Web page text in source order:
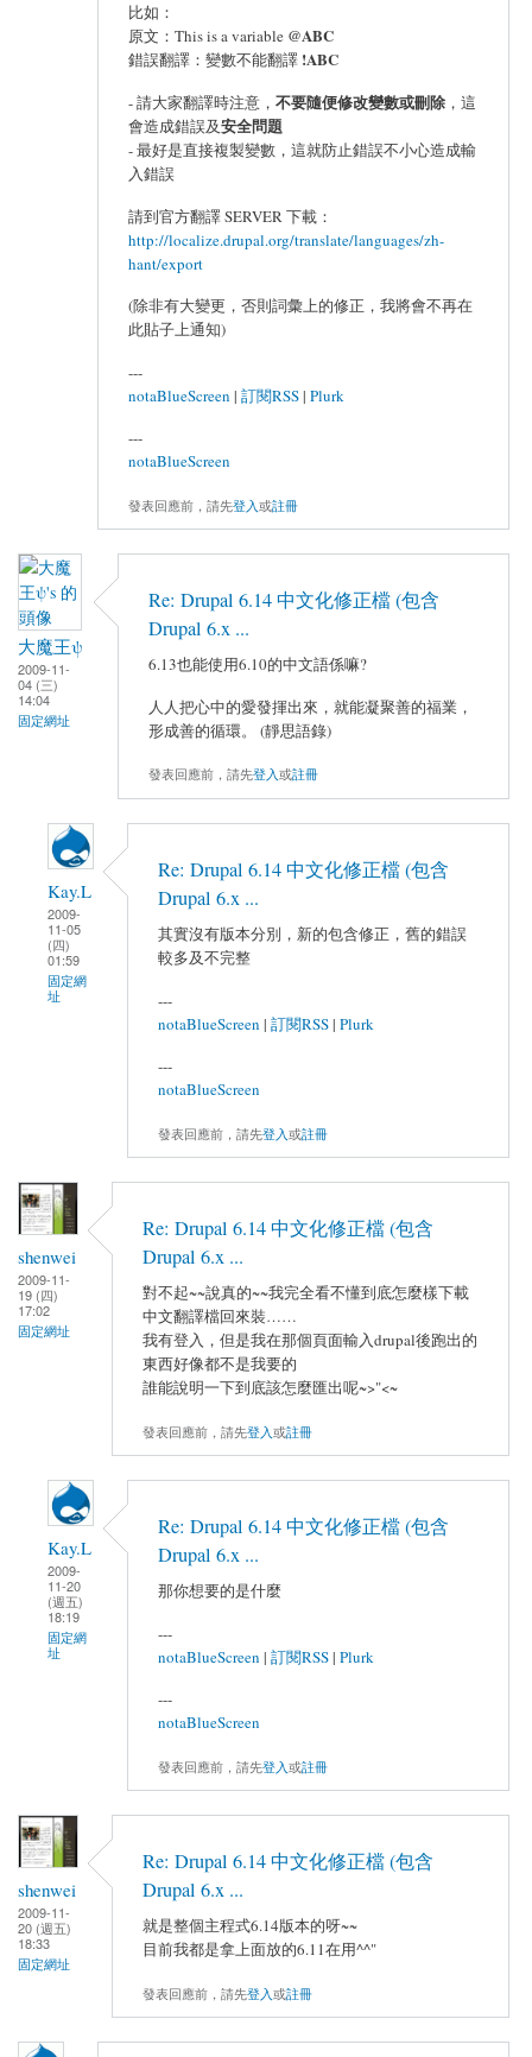
比如：
原文：This is a variable @ABC
錯誤翻譯：變數不能翻譯 !ABC
- 請大家翻譯時注意， 不要隨便修改變數或刪除 ，這
會造成錯誤及安全問題
- 最好是直接複製變數，這就防止錯誤不小心造成輸
入錯誤
請到官方翻譯 SERVER 下載：
http://localize.drupal.org/translate/languages/zh-
hant/export
(除非有大變更，否則詞彙上的修正，我將會不再在
此貼子上通知)
---
notaBlueScreen | 訂閱RSS| Plurk
---
notaBlueScreen
發表回應前，請先登入或註冊
大魔王ψ
2009-11-
04 (三)
14:04
固定網址
Re: Drupal 6.14 中文化修正檔 (包含
Drupal 6.x ...
6.13也能使用6.10的中文語係嘛?
人人把心中的愛發揮出來，就能凝聚善的福業，
形成善的循環。 (靜思語錄)
發表回應前，請先登入或註冊
Kay.L
2009-
11-05
(四)
01:59
固定網
址
Re: Drupal 6.14 中文化修正檔 (包含
Drupal 6.x ...
其實沒有版本分別，新的包含修正，舊的錯誤
較多及不完整
---
notaBlueScreen | 訂閱RSS| Plurk
---
notaBlueScreen
發表回應前，請先登入或註冊
shenwei
2009-11-
19 (四)
17:02
固定網址
Re: Drupal 6.14 中文化修正檔 (包含
Drupal 6.x ...
對不起~~說真的~~我完全看不懂到底怎麼樣下載
中文翻譯檔回來裝……
我有登入，但是我在那個頁面輸入drupal後跑出的
東西好像都不是我要的
誰能說明一下到底該怎麼匯出呢~>"<~
發表回應前，請先登入或註冊
Kay.L
2009-
11-20
(週五)
18:19
固定網
址
Re: Drupal 6.14 中文化修正檔 (包含
Drupal 6.x ...
那你想要的是什麼
---
notaBlueScreen | 訂閱RSS| Plurk
---
notaBlueScreen
發表回應前，請先登入或註冊
shenwei
2009-11-
20 (週五)
18:33
固定網址
Re: Drupal 6.14 中文化修正檔 (包含
Drupal 6.x ...
就是整個主程式6.14版本的呀~~
目前我都是拿上面放的6.11在用^^"
發表回應前，請先登入或註冊